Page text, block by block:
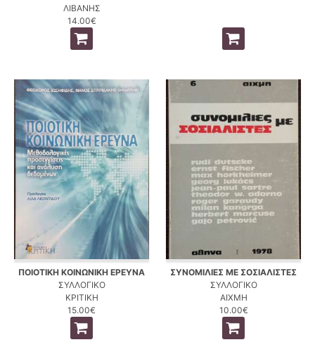
ΛΙΒΑΝΗΣ
14.00€
ΠΟΙΟΤΙΚΗ ΚΟΙΝΩΝΙΚΗ ΕΡΕΥΝΑ
ΣΥΛΛΟΓΙΚΟ
ΚΡΙΤΙΚΗ
15.00€
ΣΥΝΟΜΙΛΙΕΣ ΜΕ ΣΟΣΙΑΛΙΣΤΕΣ
ΣΥΛΛΟΓΙΚΟ
ΑΙΧΜΗ
10.00€